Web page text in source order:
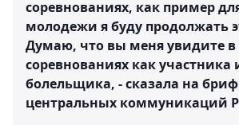
соревнованиях, как пример
молодежи я буду продолжать
Думаю, что вы меня увидите
соревнованиях как участника
болельщика, - сказала на
центральных коммуникаций